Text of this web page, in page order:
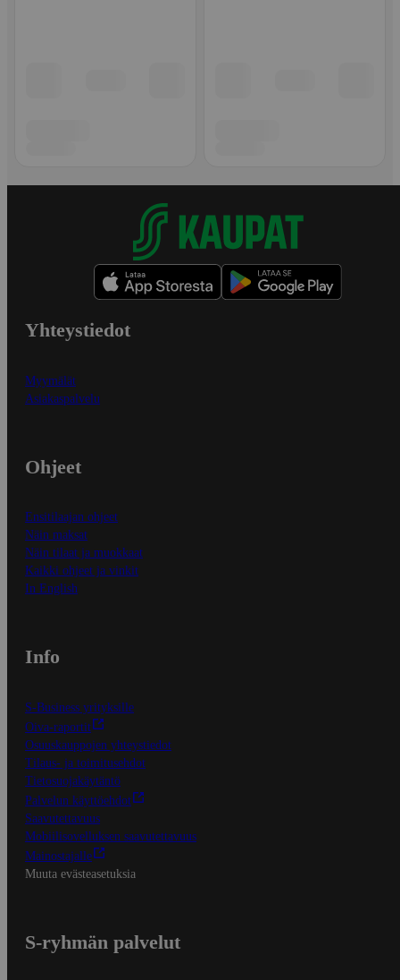
Yhteystiedot
Myymälät
Asiakaspalvelu
Ohjeet
Ensitilaajan ohjeet
Näin maksat
Näin tilaat ja muokkaat
Kaikki ohjeet ja vinkit
In English
Info
S-Business yrityksille
Oiva-raportit
Osuuskauppojen yhteystiedot
Tilaus- ja toimitusehdot
Tietosuojakäytäntö
Palvelun käyttöehdot
Saavutettavuus
Mobiilisovelluksen saavutettavuus
Mainostajalle
Muuta evästeasetuksia
S-ryhmän palvelut